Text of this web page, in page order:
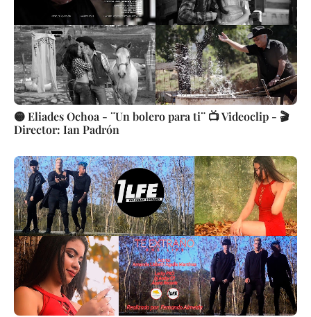
🟡 Eliades Ochoa - ¨Un bolero para ti¨ 📺 Videoclip - 🎬
Director: Ian Padrón